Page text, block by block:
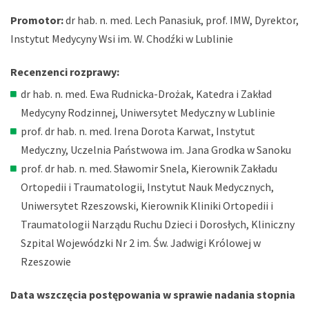
Promotor:dr hab. n. med. Lech Panasiuk, prof. IMW, Dyrektor,
Instytut Medycyny Wsi im. W. Chodźki w Lublinie
Recenzenci rozprawy:
dr hab. n. med. Ewa Rudnicka-Drożak, Katedra i Zakład
Medycyny Rodzinnej, Uniwersytet Medyczny w Lublinie
prof. dr hab. n. med. Irena Dorota Karwat, Instytut
Medyczny, Uczelnia Państwowa im. Jana Grodka w Sanoku
prof. dr hab. n. med. Sławomir Snela, Kierownik Zakładu
Ortopedii i Traumatologii, Instytut Nauk Medycznych,
Uniwersytet Rzeszowski, Kierownik Kliniki Ortopedii i
Traumatologii Narządu Ruchu Dzieci i Dorosłych, Kliniczny
Szpital Wojewódzki Nr 2 im. Św. Jadwigi Królowej w
Rzeszowie
Data wszczęcia postępowania w sprawie nadania stopnia